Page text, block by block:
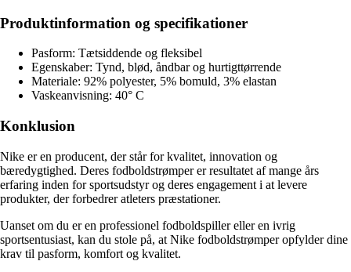
Produktinformation og specifikationer
Pasform: Tætsiddende og fleksibel
Egenskaber: Tynd, blød, åndbar og hurtigttørrende
Materiale: 92% polyester, 5% bomuld, 3% elastan
Vaskeanvisning: 40° C
Konklusion
Nike er en producent, der står for kvalitet, innovation og
bæredygtighed. Deres fodboldstrømper er resultatet af mange års
erfaring inden for sportsudstyr og deres engagement i at levere
produkter, der forbedrer atleters præstationer.
Uanset om du er en professionel fodboldspiller eller en ivrig
sportsentusiast, kan du stole på, at Nike fodboldstrømper opfylder dine
krav til pasform, komfort og kvalitet.